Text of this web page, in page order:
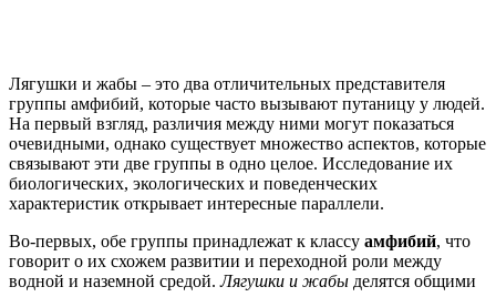
Лягушки и жабы – это два отличительных представителя
группы амфибий, которые часто вызывают путаницу у людей.
На первый взгляд, различия между ними могут показаться
очевидными, однако существует множество аспектов, которые
связывают эти две группы в одно целое. Исследование их
биологических, экологических и поведенческих
характеристик открывает интересные параллели.
Во-первых, обе группы принадлежат к классу амфибий, что
говорит о их схожем развитии и переходной роли между
водной и наземной средой.Лягушки и жабы делятся общими